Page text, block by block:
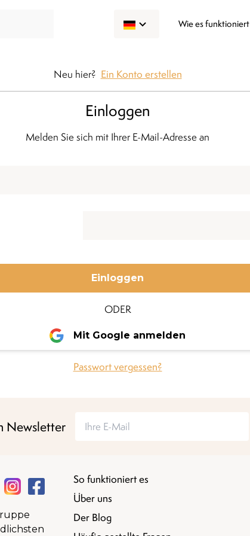
Wie es funktioniert
Neu hier? Ein Konto erstellen
Einloggen
Melden Sie sich mit Ihrer E-Mail-Adresse an
Einloggen
ODER
Mit Google anmelden
Passwort vergessen?
Newsletter
So funktioniert es
Über uns
Der Blog